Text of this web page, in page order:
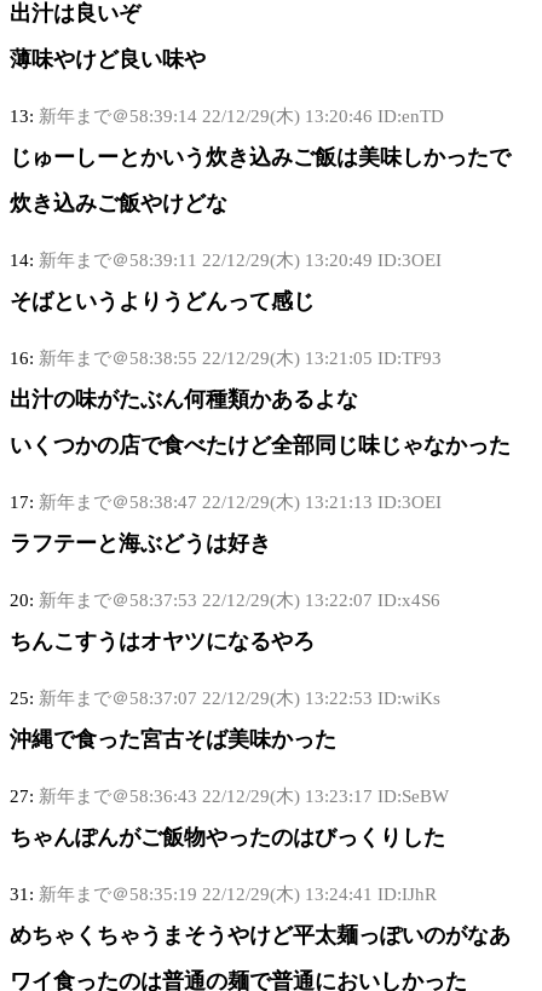
出汁は良いぞ
薄味やけど良い味や
13: 新年まで＠58:39:14 22/12/29(木) 13:20:46 ID:enTD
じゅーしーとかいう炊き込みご飯は美味しかったで
炊き込みご飯やけどな
14: 新年まで＠58:39:11 22/12/29(木) 13:20:49 ID:3OEI
そばというよりうどんって感じ
16: 新年まで＠58:38:55 22/12/29(木) 13:21:05 ID:TF93
出汁の味がたぶん何種類かあるよな
いくつかの店で食べたけど全部同じ味じゃなかった
17: 新年まで＠58:38:47 22/12/29(木) 13:21:13 ID:3OEI
ラフテーと海ぶどうは好き
20: 新年まで＠58:37:53 22/12/29(木) 13:22:07 ID:x4S6
ちんこすうはオヤツになるやろ
25: 新年まで＠58:37:07 22/12/29(木) 13:22:53 ID:wiKs
沖縄で食った宮古そば美味かった
27: 新年まで＠58:36:43 22/12/29(木) 13:23:17 ID:SeBW
ちゃんぽんがご飯物やったのはびっくりした
31: 新年まで＠58:35:19 22/12/29(木) 13:24:41 ID:IJhR
めちゃくちゃうまそうやけど平太麺っぽいのがなあ
ワイ食ったのは普通の麺で普通においしかった